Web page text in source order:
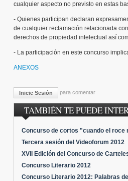
cualquier aspecto no previsto en estas
- Quienes participan declaran
de cualquier reclamación relacionada
derechos de propiedad intelectual así
- La participación en este concurso
ANEXOS
Inicie Sesión para comentar
TAMBIÉN TE PUEDE
Concurso de cortos "cuando el roce
Tercera sesión del Videoforum 2012
XVII Edición del Concurso de
Concurso Literario 2012
Concurso Literario 2012: Palabras